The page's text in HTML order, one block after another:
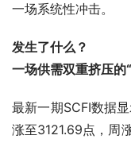
一场系统性冲击。
发生了什么？
一场供需双重挤压的
最新一期SCFI数据
涨至3121.69点，周